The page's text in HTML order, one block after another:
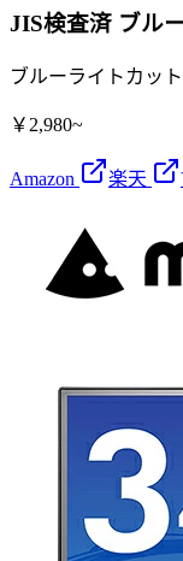
JIS検査済 ブル
ブルーライトカット
￥2,980~
Amazon 楽天